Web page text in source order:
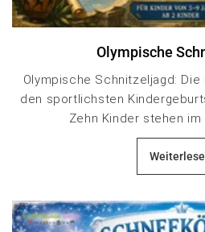
Olympische
Olympische Schnitzeljagd:
den sportlichsten
Zehn Kinder stehen im